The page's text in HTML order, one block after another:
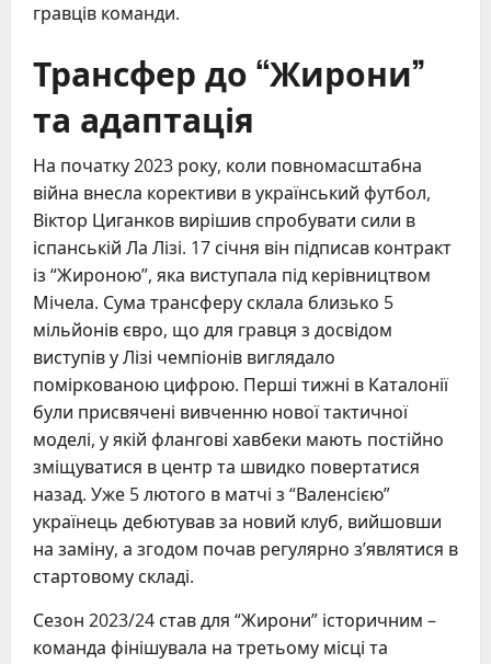
гравців команди.
Трансфер до “Жирони”
та адаптація
На початку 2023 року, коли повномасштабна
війна внесла корективи в український футбол,
Віктор Циганков вирішив спробувати сили в
іспанській Ла Лізі. 17 січня він підписав контракт
із “Жироною”, яка виступала під керівництвом
Мічела. Сума трансферу склала близько 5
мільйонів євро, що для гравця з досвідом
виступів у Лізі чемпіонів виглядало
поміркованою цифрою. Перші тижні в Каталонії
були присвячені вивченню нової тактичної
моделі, у якій флангові хавбеки мають постійно
зміщуватися в центр та швидко повертатися
назад. Уже 5 лютого в матчі з “Валенсією”
українець дебютував за новий клуб, вийшовши
на заміну, а згодом почав регулярно з’являтися в
стартовому складі.
Сезон 2023/24 став для “Жирони” історичним –
команда фінішувала на третьому місці та